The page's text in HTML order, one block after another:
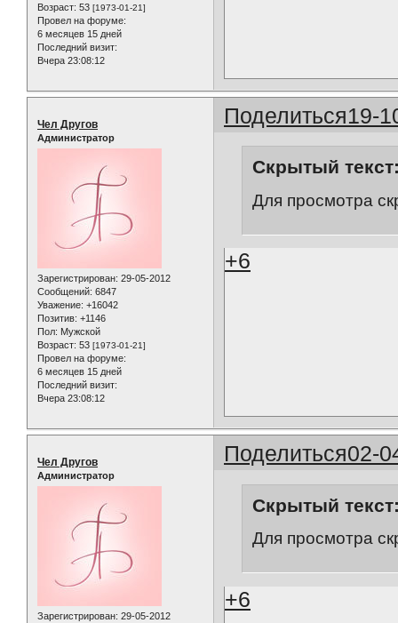
Возраст: 53 [1973-01-21]
Провел на форуме:
6 месяцев 15 дней
Последний визит:
Вчера 23:08:12
Поделиться19-
Чел Другов
Администратор
Зарегистрирован: 29-05-2012
Сообщений: 6847
Уважение: +16042
Позитив: +1146
Пол: Мужской
Возраст: 53 [1973-01-21]
Провел на форуме:
6 месяцев 15 дней
Последний визит:
Вчера 23:08:12
Скрытый
Для просмотра
+6
Поделиться02-
Чел Другов
Администратор
Зарегистрирован: 29-05-2012
Скрытый
Для просмотра
+6